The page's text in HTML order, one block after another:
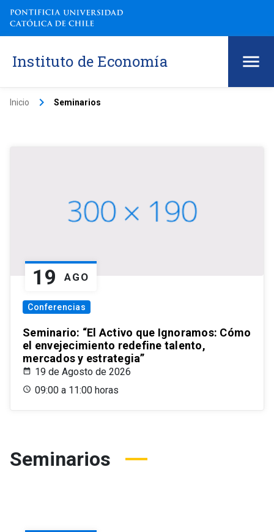
Instituto de Economía
Inicio keyboard_arrow_right Seminarios
19 AGO
Conferencias
Seminario: “El Activo que Ignoramos: Cómo
el envejecimiento redefine talento,
mercados y estrategia”
19 de Agosto de 2026
09:00 a 11:00 horas
Seminarios